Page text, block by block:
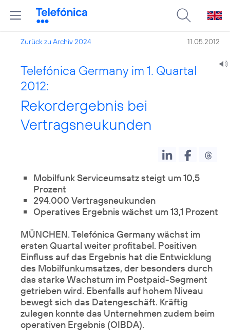
Zurück zu Archiv 2024 11.05.2012
Telefónica Germany im 1. Quartal
2012:
Rekordergebnis bei
Vertragsneukunden
Mobilfunk Serviceumsatz steigt um 10,5
Prozent
294.000 Vertragsneukunden
Operatives Ergebnis wächst um 13,1 Prozent
MÜNCHEN. Telefónica Germany wächst im
ersten Quartal weiter profitabel. Positiven
Einfluss auf das Ergebnis hat die Entwicklung
des Mobilfunkumsatzes, der besonders durch
das starke Wachstum im Postpaid-Segment
getrieben wird. Ebenfalls auf hohem Niveau
bewegt sich das Datengeschäft. Kräftig
zulegen konnte das Unternehmen zudem beim
operativen Ergebnis (OIBDA).